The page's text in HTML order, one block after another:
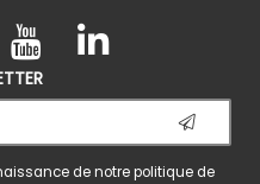
de notrepolitique de